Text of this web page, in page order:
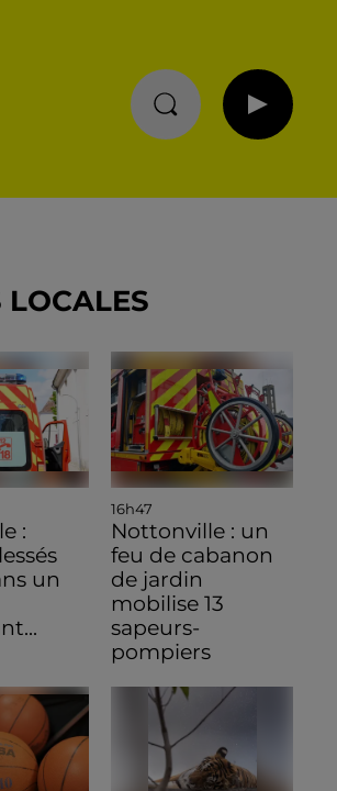
LOCALES
:
un
16h47
Nottonville : un
feu de cabanon
de jardin
mobilise 13
sapeurs-
pompiers